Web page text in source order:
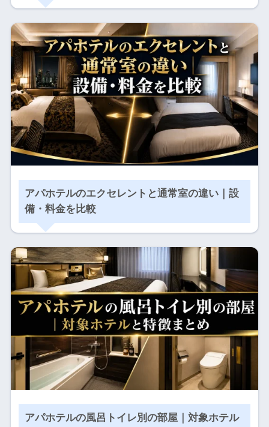
アパホテルのエクセレントと通常室の違い｜設
備・料金を比較
アパホテルの風呂トイレ別の部屋｜対象ホテル